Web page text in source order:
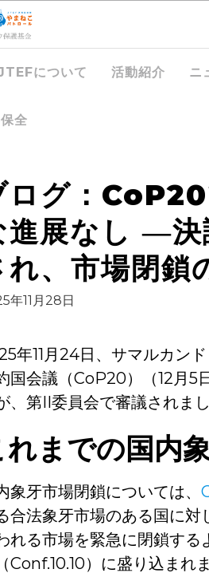
について 活動紹介 ニ
全
ログ：
進展なし ―決
れ、市場閉鎖
年11月28日
年11月24日、サマルカン
国会議（CoP20）（12月5
、第II委員会で審議されまし
れまでの国内
象牙市場閉鎖については、
合法象牙市場のある国に
れる市場を緊急に閉鎖す
Conf.10.10）に盛り込まれ